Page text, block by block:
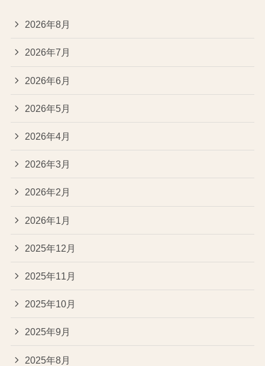
2026年8月
2026年7月
2026年6月
2026年5月
2026年4月
2026年3月
2026年2月
2026年1月
2025年12月
2025年11月
2025年10月
2025年9月
2025年8月